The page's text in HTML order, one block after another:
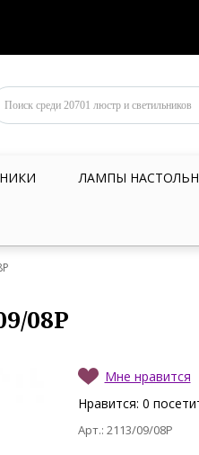
ЛАМПЫ
08P
Мне нравится
Нравится: 0
Арт.: 2113/09/08P